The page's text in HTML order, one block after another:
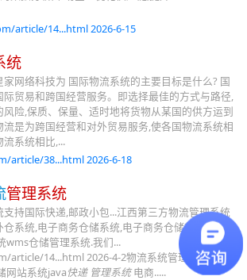
article/14...html 2026-6-15
统
家网络科技为 国际物流系统的主要目标是什么? 国
贸易和跨国经营服务。即选择最佳的方式与路径,
险,保质、保量、适时地将货物从某国的供方运到
是为跨国经营和对外贸易服务,使各国物流系统相
系统相比,...
article/38...html 2026-6-18
管理系统
持国际快递,邮政小包...江西第三方物流管理系统
系统,电子商务仓储系统,电子商务仓储软件,保税
wms仓储管理系统.我们...
article/14...html 2026-4-2物流系统管理电商仓储
网站系统java快递 管理系统电商.....